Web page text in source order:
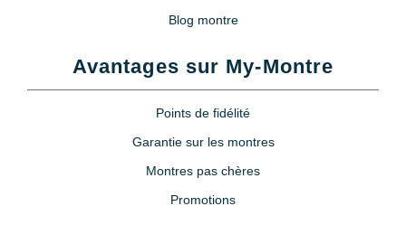
Blog montre
Avantages sur My-Montre
Points de fidélité
Garantie sur les montres
Montres pas chères
Promotions